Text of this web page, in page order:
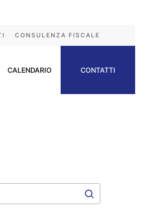
CONSULENZA FISCALE
CALENDARIO CONTATTI